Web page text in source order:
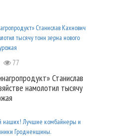
77
Станислав
намолотил тысячу